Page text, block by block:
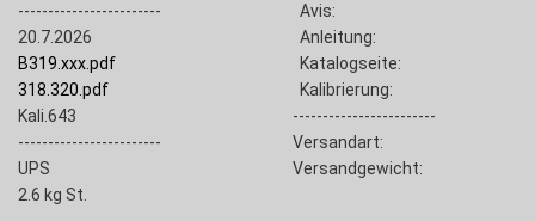
------------------------
Avis:
20.7.2026
Anleitung:
B319.xxx.pdf
Katalogseite:
318.320.pdf
Kalibrierung:
Kali.643
------------------------
------------------------
Versandart:
UPS
Versandgewicht:
2.6 kg St.